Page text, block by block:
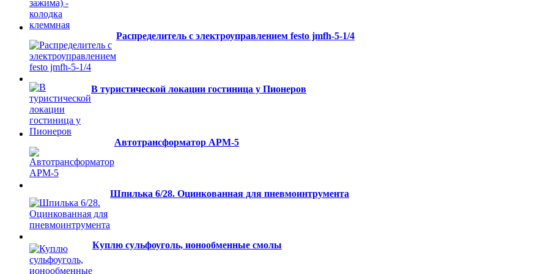
Распределитель с электроуправлением festo jmfh-5-1/4
В туристической локации гостиница у Пионеров
Автотрансформатор АРМ-5
Шпилька 6/28. Оцинкованная для пневмоинтрумента
Куплю сульфоуголь, ионообменные смолы